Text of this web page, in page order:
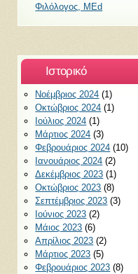
Φιλόλογος, ΜEd
Ιστορικό
Νοέμβριος 2024 (1)
Οκτώβριος 2024 (1)
Ιούλιος 2024 (1)
Μάρτιος 2024 (3)
Φεβρουάριος 2024 (10)
Ιανουάριος 2024 (2)
Δεκέμβριος 2023 (1)
Οκτώβριος 2023 (8)
Σεπτέμβριος 2023 (3)
Ιούνιος 2023 (2)
Μάιος 2023 (6)
Απρίλιος 2023 (2)
Μάρτιος 2023 (5)
Φεβρουάριος 2023 (8)